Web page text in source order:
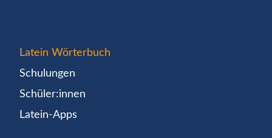
Latein Wörterbuch
Schulungen
Schüler:innen
Latein-Apps